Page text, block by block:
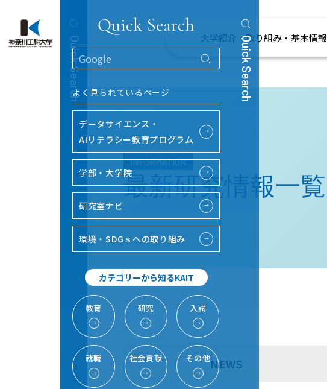
Quick Search
Quick Search
よく見られているページ
データサイエンス・
AIリテラシー教育プログラム
→
学部・大学院 →
研究室ナビ →
環境・SDGｓへの取り組み →
カテゴリーから知るKAIT
教育
→
研究
→
入試
→
就職
→
社会貢献
→
その他
→
Quick Search
大学紹介・取り組み・基本情報
INFORMATION
最新研究情報一覧
TOP 最新研究情報一覧
NEWS